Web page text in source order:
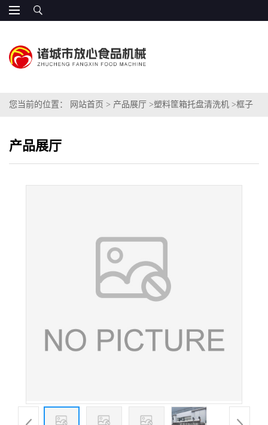
您当前的位置： 网站首页 > 产品展厅 >塑料筐箱托盘清洗机 >框子
产品展厅